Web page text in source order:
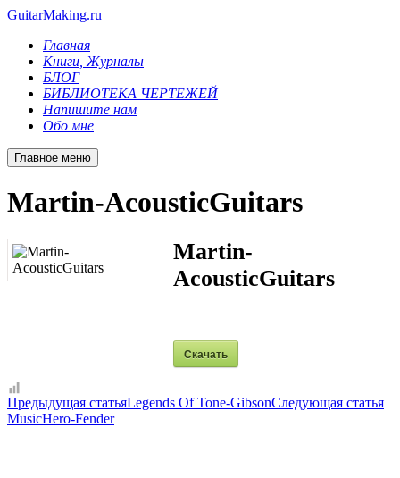
GuitarMaking.ru
Главная
Книги, Журналы
БЛОГ
БИБЛИОТЕКА ЧЕРТЕЖЕЙ
Напишите нам
Обо мне
Главное меню
Martin-AcousticGuitars
Martin-
AcousticGuitars
Скачать
Предыдущая статьяLegends Of Tone-GibsonСледующая статья
MusicHero-Fender